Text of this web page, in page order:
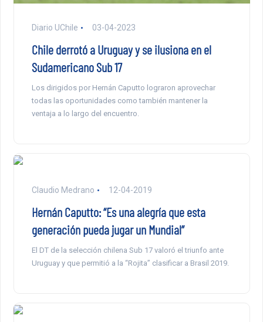
Diario UChile 03-04-2023
Chile derrotó a Uruguay y se ilusiona en el
Sudamericano Sub 17
Los dirigidos por Hernán Caputto lograron aprovechar
todas las oportunidades como también mantener la
ventaja a lo largo del encuentro.
Claudio Medrano 12-04-2019
Hernán Caputto: “Es una alegría que esta
generación pueda jugar un Mundial”
El DT de la selección chilena Sub 17 valoró el triunfo ante
Uruguay y que permitió a la “Rojita” clasificar a Brasil 2019.